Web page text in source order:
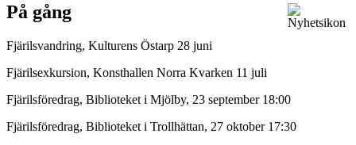
På gång
Fjärilsvandring, Kulturens Östarp 28 juni
Fjärilsexkursion, Konsthallen Norra Kvarken 11 juli
Fjärilsföredrag, Biblioteket i Mjölby, 23 september 18:00
Fjärilsföredrag, Biblioteket i Trollhättan, 27 oktober 17:30